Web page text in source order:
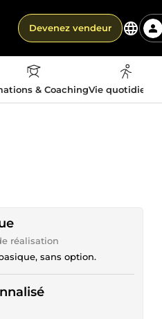
Devenez vendeur
& CoachingVie
réalisation
sans option.